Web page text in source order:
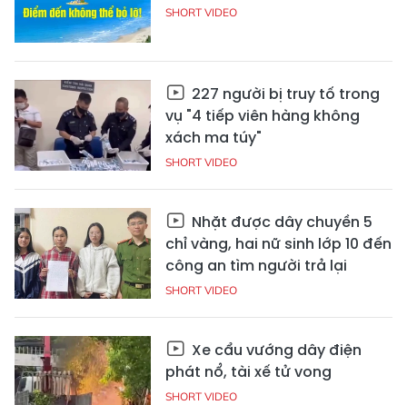
SHORT VIDEO
227 người bị truy tố trong
vụ "4 tiếp viên hàng không
xách ma túy"
SHORT VIDEO
Nhặt được dây chuyền 5
chỉ vàng, hai nữ sinh lớp 10 đến
công an tìm người trả lại
SHORT VIDEO
Xe cẩu vướng dây điện
phát nổ, tài xế tử vong
SHORT VIDEO